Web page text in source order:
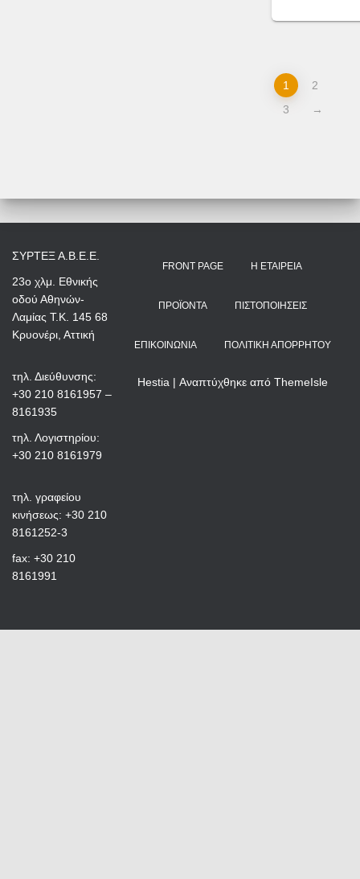
1
2
3
→
ΣΥΡΤΕΞ Α.Β.Ε.Ε.
23ο χλμ. Εθνικής
οδού Αθηνών-
Λαμίας Τ.Κ. 145 68
Κρυονέρι, Αττική
τηλ. Διεύθυνσης:
+30 210 8161957 –
8161935
τηλ. Λογιστηρίου:
+30 210 8161979
τηλ. γραφείου
κινήσεως: +30 210
8161252-3
fax: +30 210
8161991
FRONT PAGE Η ΕΤΑΙΡΕΊΑ
ΠΡΟΪΌΝΤΑ ΠΙΣΤΟΠΟΙΉΣΕΙΣ
ΕΠΙΚΟΙΝΩΝΊΑ ΠΟΛΙΤΙΚΉ ΑΠΟΡΡΉΤΟΥ
Hestia | Αναπτύχθηκε από ThemeIsle